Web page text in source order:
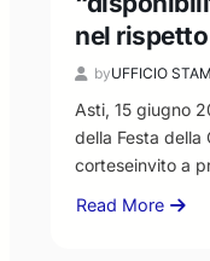
nel
byUFFICIO
Asti, 15 giugno
della Festa della
corteseinvito a
Read More
about